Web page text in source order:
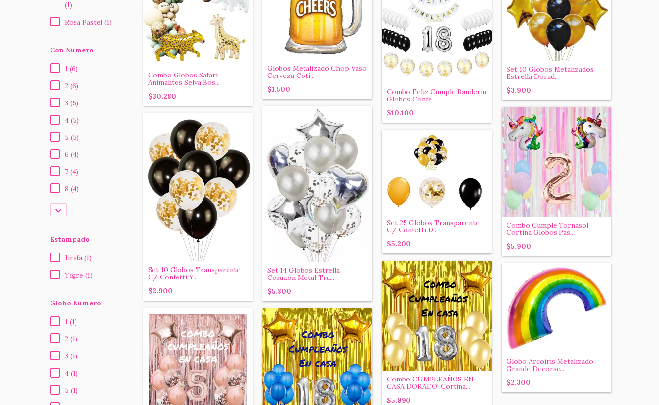
(1)
Rosa Pastel (1)
Con Numero
1 (6)
2 (6)
3 (5)
4 (5)
5 (5)
6 (4)
7 (4)
8 (4)
Estampado
Jirafa (1)
Tigre (1)
Globo Numero
1 (1)
2 (1)
3 (1)
4 (1)
5 (1)
Combo Globos Safari
Animalitos Selva Bos...
$30.280
Globos Metalizado Chop Vaso
Cerveza Coti...
$1.500
Combo Feliz Cumple Banderin
Globos Confe...
$10.100
Set 10 Globos Metalizados
Estrella Dorad...
$3.900
Set 10 Globos Transparente
C/ Confetti Y...
$2.900
Set 14 Globos Estrella
Corazon Metal Tra...
$5.800
Set 25 Globos Transparente
C/ Confetti D...
$5.200
Combo Cumple Tornasol
Cortina Globos Pas...
$5.900
Combo CUMPLEAÑOS EN
CASA DORADO! Cortina...
$5.990
Globo Arcoiris Metalizado
Grande Decorac...
$2.300